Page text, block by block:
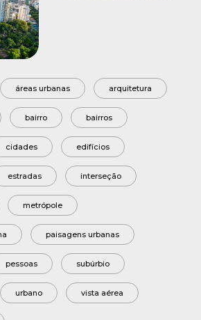
áreas urbanas arquitetura
bairro bairros
cidades edifícios
estradas interseção
metrópole
paisagens urbanas
pessoas subúrbio
urbano vista aérea